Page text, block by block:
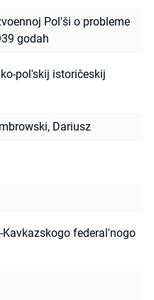
Pol'ši o probleme
godah
pol'skij istoričeskij
Dariusz
Kavkazskogo federal'nogo